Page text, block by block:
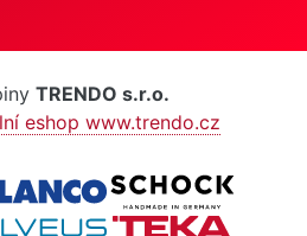
TRENDO s.r.o.
eshop www.trendo.cz